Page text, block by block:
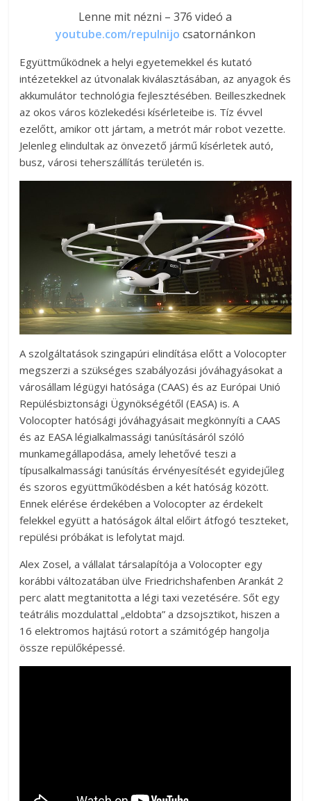
Lenne mit nézni – 376 videó a
youtube.com/repulnijo csatornánkon
Együttműködnek a helyi egyetemekkel és kutató
intézetekkel az útvonalak kiválasztásában, az anyagok és
akkumulátor technológia fejlesztésében. Beilleszkednek
az okos város közlekedési kísérleteibe is. Tíz évvel
ezelőtt, amikor ott jártam, a metrót már robot vezette.
Jelenleg elindultak az önvezető jármű kísérletek autó,
busz, városi teherszállítás területén is.
A szolgáltatások szingapúri elindítása előtt a Volocopter
megszerzi a szükséges szabályozási jóváhagyásokat a
városállam légügyi hatósága (CAAS) és az Európai Unió
Repülésbiztonsági Ügynökségétől (EASA) is. A
Volocopter hatósági jóváhagyásait megkönnyíti a CAAS
és az EASA légialkalmassági tanúsításáról szóló
munkamegállapodása, amely lehetővé teszi a
típusalkalmassági tanúsítás érvényesítését egyidejűleg
és szoros együttműködésben a két hatóság között.
Ennek elérése érdekében a Volocopter az érdekelt
felekkel együtt a hatóságok által előirt átfogó teszteket,
repülési próbákat is lefolytat majd.
Alex Zosel, a vállalat társalapítója a Volocopter egy
korábbi változatában ülve Friedrichshafenben Arankát 2
perc alatt megtanitotta a légi taxi vezetésére. Sőt egy
teátrális mozdulattal „eldobta” a dzsojsztikot, hiszen a
16 elektromos hajtású rotort a számitógép hangolja
össze repülőképessé.